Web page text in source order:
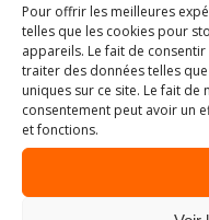
Pour offrir les meilleures
telles que les cookies pour
appareils. Le fait de
traiter des données telles
uniques sur ce site. Le fait
consentement peut avoir un
et fonctions.